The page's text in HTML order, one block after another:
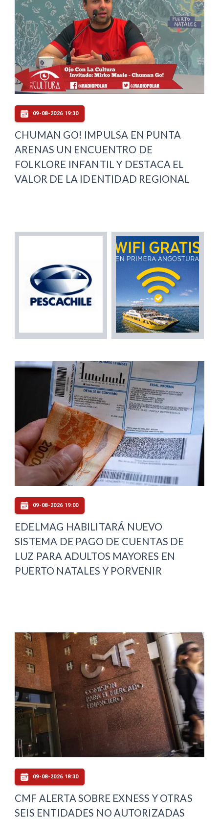
09-08-2026 19:30
CHUMAN GO! IMPULSA EN PUNTA
ARENAS UN ENCUENTRO DE
FOLKLORE INFANTIL Y DESTACA EL
VALOR DE LA IDENTIDAD REGIONAL
09-08-2026 19:00
EDELMAG HABILITARÁ NUEVO
SISTEMA DE PAGO DE CUENTAS DE
LUZ PARA ADULTOS MAYORES EN
PUERTO NATALES Y PORVENIR
09-08-2026 18:30
CMF ALERTA SOBRE EXNESS Y OTRAS
SEIS ENTIDADES NO AUTORIZADAS